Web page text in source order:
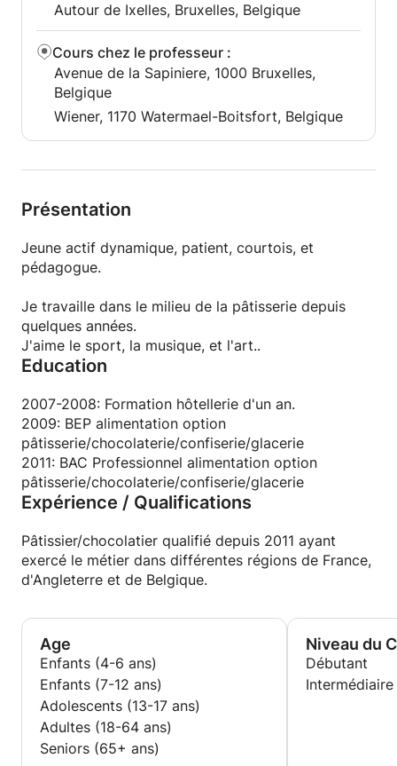
Autour de Ixelles, Bruxelles, Belgique
Cours chez le professeur :
Avenue de la Sapiniere, 1000 Bruxelles,
Belgique
Wiener, 1170 Watermael-Boitsfort, Belgique
Présentation
Jeune actif dynamique, patient, courtois, et
pédagogue.
Je travaille dans le milieu de la pâtisserie depuis
quelques années.
J'aime le sport, la musique, et l'art..
Education
2007-2008: Formation hôtellerie d'un an.
2009: BEP alimentation option
pâtisserie/chocolaterie/confiserie/glacerie
2011: BAC Professionnel alimentation option
pâtisserie/chocolaterie/confiserie/glacerie
Expérience / Qualifications
Pâtissier/chocolatier qualifié depuis 2011 ayant
exercé le métier dans différentes régions de France,
d'Angleterre et de Belgique.
Age
Enfants (4-6 ans)
Enfants (7-12 ans)
Adolescents (13-17 ans)
Adultes (18-64 ans)
Seniors (65+ ans)
Niveau du
Débutant
Intermédiaire